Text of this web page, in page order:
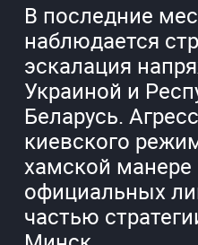
В последние
наблюдается
эскалация
Украиной и
Беларусь.
киевского
хамской манере
официальных
частью